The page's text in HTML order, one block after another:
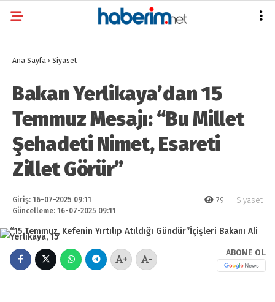
Ana Sayfa › Siyaset
Bakan Yerlikaya’dan 15
Temmuz Mesajı: “Bu Millet
Şehadeti Nimet, Esareti
Zillet Görür”
Giriş: 16-07-2025 09:11
Güncelleme: 16-07-2025 09:11
79 Siyaset
+ -
ABONE OL